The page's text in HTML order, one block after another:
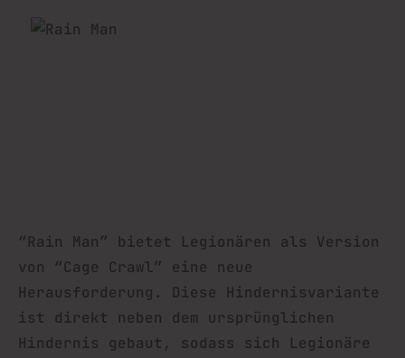
“Rain Man” bietet Legionären als Version
von “Cage Crawl” eine neue
Herausforderung. Diese Hindernisvariante
ist direkt neben dem ursprünglichen
Hindernis gebaut, sodass sich Legionäre